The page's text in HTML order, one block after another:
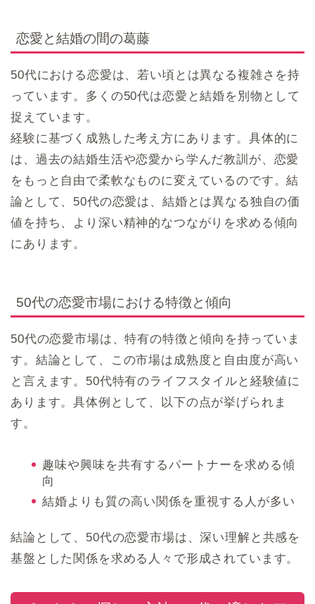
恋愛と結婚の間の葛藤
50代における恋愛は、若い頃とは異なる複雑さを持
っています。多くの50代は恋愛と結婚を別物として
捉えています。
経験に基づく成熟した考え方にあります。具体的に
は、過去の結婚生活や恋愛から学んだ教訓が、恋愛
をもっと自由で柔軟なものに変えているのです。結
論として、50代の恋愛は、結婚とは異なる独自の価
値を持ち、より深い精神的なつながりを求める傾向
にあります。
50代の恋愛市場における特徴と傾向
50代の恋愛市場は、特有の特徴と傾向を持っていま
す。結論として、この市場は成熟度と自由度が高い
と言えます。50代特有のライフスタイルと経験値に
あります。具体例として、以下の点が挙げられま
す。
趣味や興味を共有するパートナーを求める傾
向
結婚よりも質の高い関係を重視する人が多い
結論として、50代の恋愛市場は、深い理解と共感を
基盤とした関係を求める人々で形成されています。